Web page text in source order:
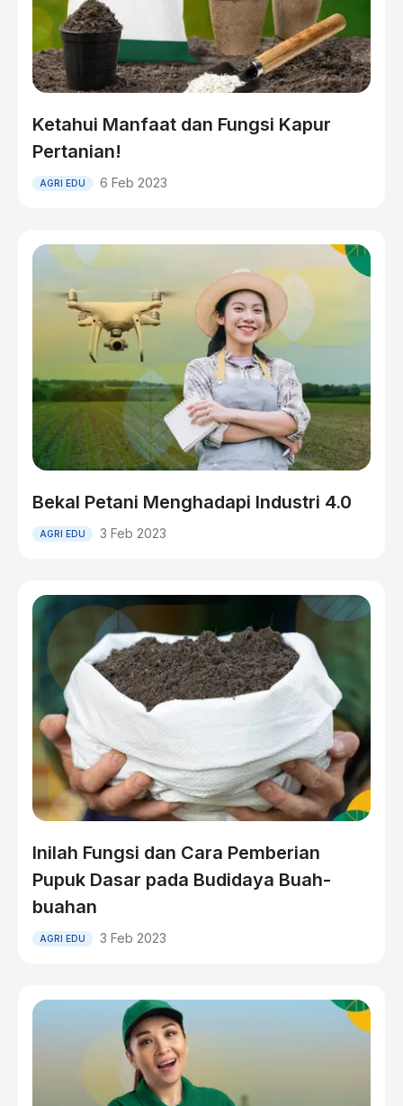
Ketahui Manfaat dan Fungsi Kapur
Pertanian!
AGRI EDU 6 Feb 2023
Bekal Petani Menghadapi Industri 4.0
AGRI EDU 3 Feb 2023
Inilah Fungsi dan Cara Pemberian
Pupuk Dasar pada Budidaya Buah-
buahan
AGRI EDU 3 Feb 2023